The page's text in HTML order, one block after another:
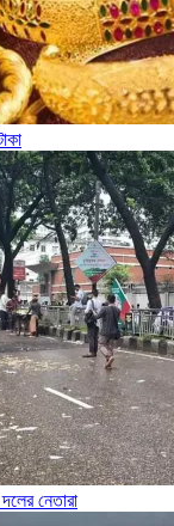
নেতারা